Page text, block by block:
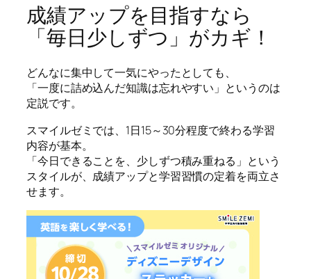
成績アップを目指すなら
「毎日少しずつ」がカギ！
どんなに集中して一気にやったとしても、
「一度に詰め込んだ知識は忘れやすい」というのは
定説です。
スマイルゼミでは、1日15～30分程度で終わる学習
内容が基本。
「今日できることを、少しずつ積み重ねる」という
スタイルが、成績アップと学習習慣の定着を両立さ
せます。